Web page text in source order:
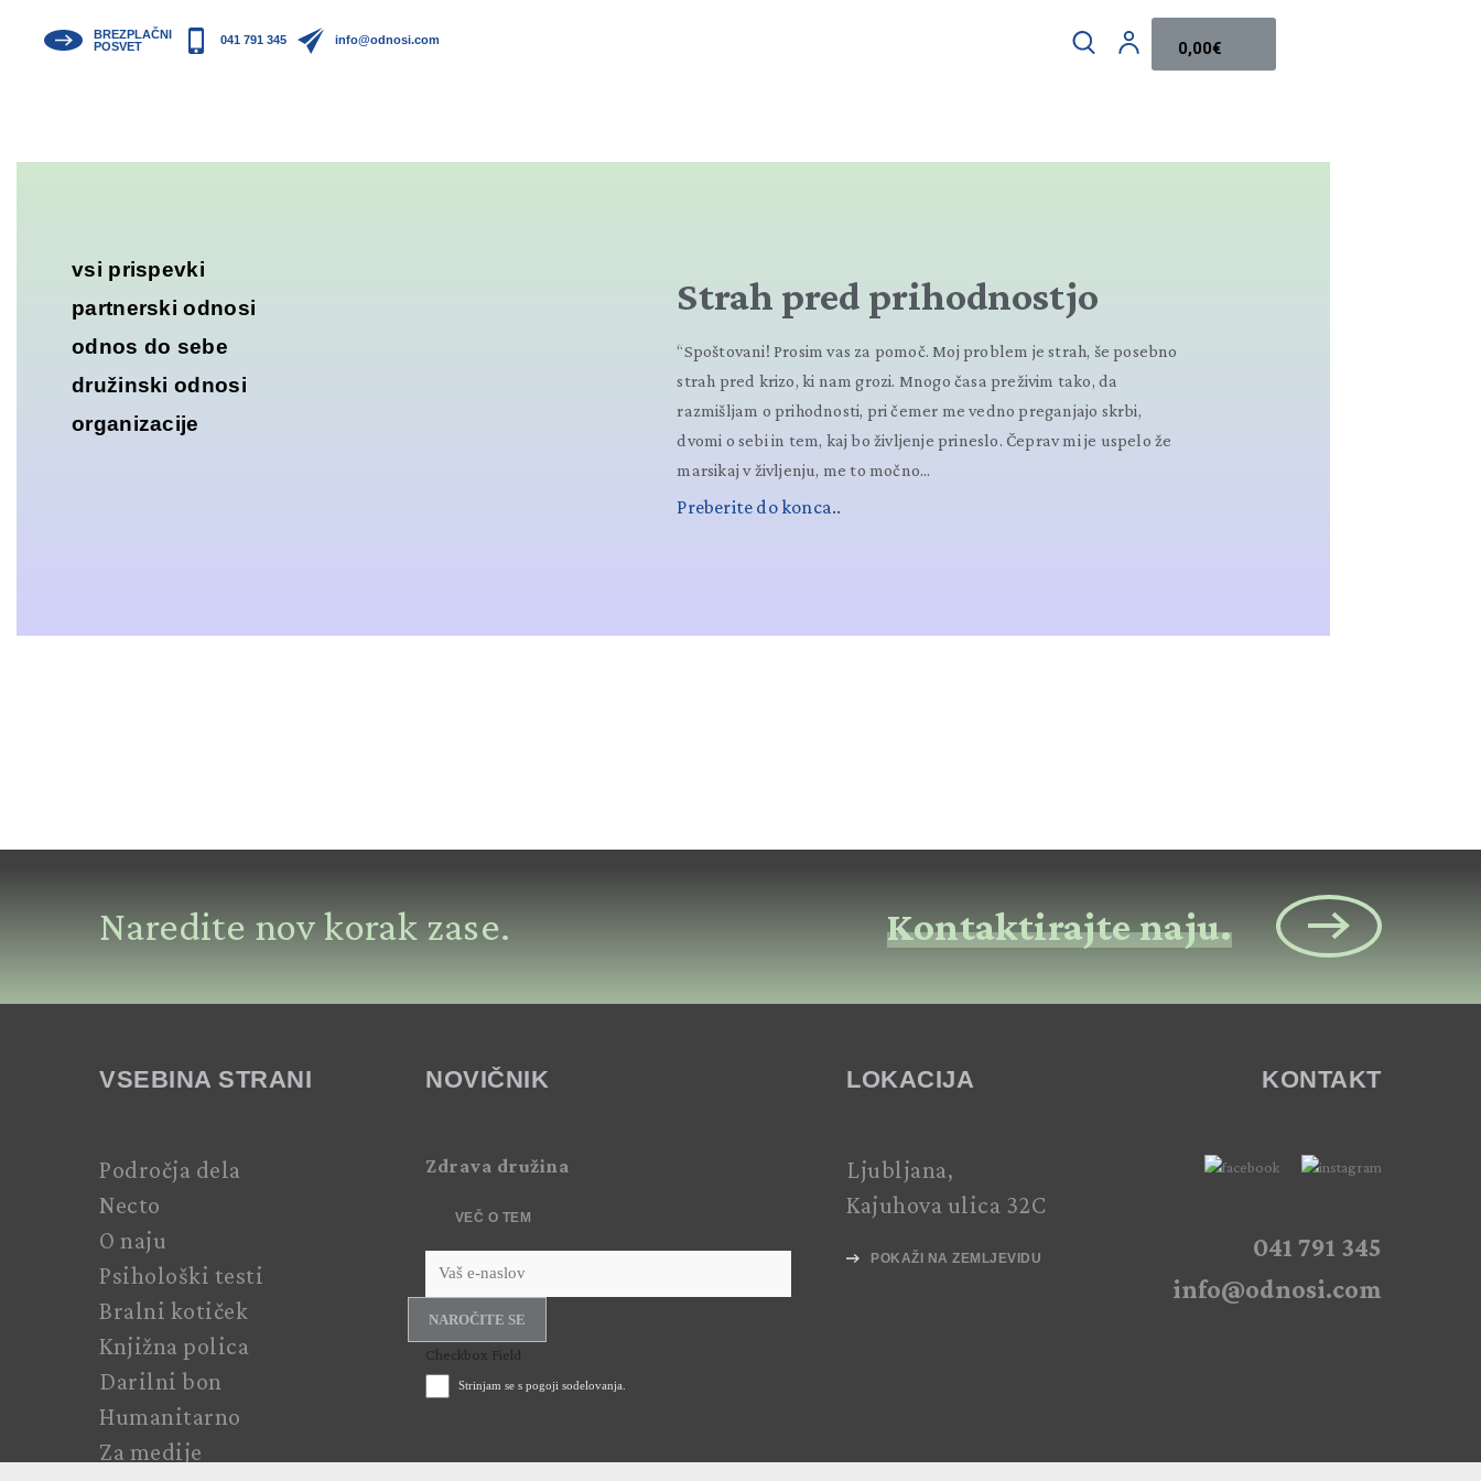
BREZPLAČNI
POSVET
041 791 345 info@odnosi.com 0,00€
vsi prispevki
partnerski odnosi
odnos do sebe
družinski odnosi
organizacije
Strah pred prihodnostjo
“Spoštovani! Prosim vas za pomoč. Moj problem je strah, še posebno
strah pred krizo, ki nam grozi. Mnogo časa preživim tako, da
razmišljam o prihodnosti, pri čemer me vedno preganjajo skrbi,
dvomi o sebi in tem, kaj bo življenje prineslo. Čeprav mi je uspelo že
marsikaj v življenju, me to močno...
Preberite do konca..
Naredite nov korak zase. Kontaktirajte naju.
VSEBINA STRANI
Področja dela
Necto
O naju
Psihološki testi
Bralni kotiček
Knjižna polica
Darilni bon
Humanitarno
Za medije
NOVIČNIK
Zdrava družina
VEČ O TEM
NAROČITE SE
Checkbox Field
Strinjam se s pogoji sodelovanja.
LOKACIJA
Ljubljana,
Kajuhova ulica 32C
POKAŽI NA ZEMLJEVIDU
KONTAKT
041 791 345
info@odnosi.com